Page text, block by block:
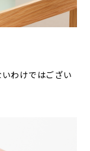
わけではござい